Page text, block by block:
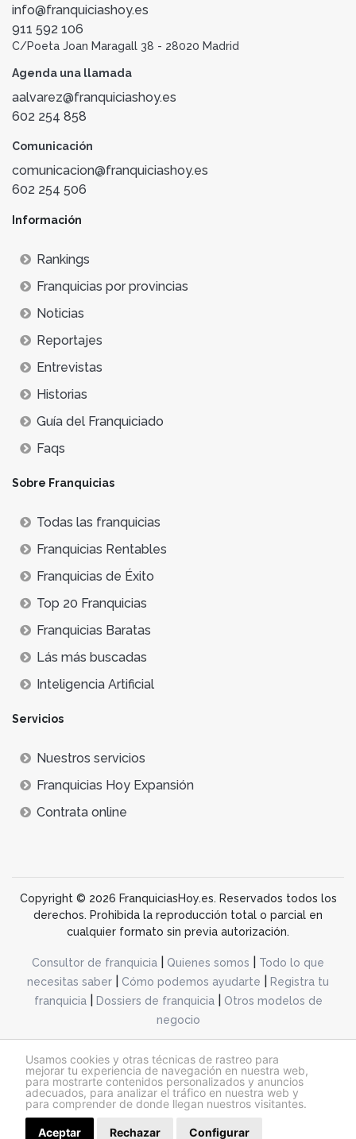
Usamos cookies y otras técnicas de rastreo para
mejorar tu experiencia de navegación en nuestra web,
para mostrarte contenidos personalizados y anuncios
adecuados, para analizar el tráfico en nuestra web y
para comprender de donde llegan nuestros visitantes.
Aceptar Rechazar Configurar
info@franquiciashoy.es
911 592 106
C/Poeta Joan Maragall 38 - 28020 Madrid
Agenda una llamada
aalvarez@franquiciashoy.es
602 254 858
Comunicación
comunicacion@franquiciashoy.es
602 254 506
Información
Rankings
Franquicias por provincias
Noticias
Reportajes
Entrevistas
Historias
Guía del Franquiciado
Faqs
Sobre Franquicias
Todas las franquicias
Franquicias Rentables
Franquicias de Éxito
Top 20 Franquicias
Franquicias Baratas
Lás más buscadas
Inteligencia Artificial
Servicios
Nuestros servicios
Franquicias Hoy Expansión
Contrata online
Copyright © 2026 FranquiciasHoy.es. Reservados todos los
derechos. Prohibida la reproducción total o parcial en
cualquier formato sin previa autorización.
Consultor de franquicia Quienes somos
Todo lo que
necesitas saber
Cómo podemos ayudarte
Registra tu
franquicia| Dossiers de franquicia|
Otros modelos de
negocio
@franquiciashoy.es |Aviso legal| Política de cookies|Política de privacidad